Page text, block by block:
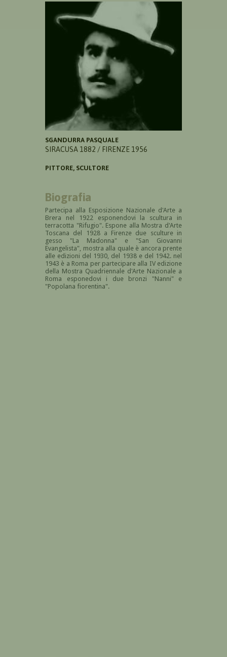
SGANDURRA PASQUALE
SIRACUSA 1882 / FIRENZE 1956
PITTORE, SCULTORE
Biografia
Partecipa alla Esposizione Nazionale d'Arte a
Brera nel 1922 esponendovi la scultura in
terracotta "Rifugio". Espone alla Mostra d'Arte
Toscana del 1928 a Firenze due sculture in
gesso "La Madonna" e "San Giovanni
Evangelista", mostra alla quale è ancora prente
alle edizioni del 1930, del 1938 e del 1942. nel
1943 è a Roma per partecipare alla IV edizione
della Mostra Quadriennale d'Arte Nazionale a
Roma esponedovi i due bronzi "Nanni" e
"Popolana fiorentina".